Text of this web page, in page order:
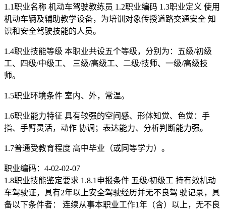
1.1职业名称 机动车驾驶教练员 1.2职业编码 1.3职业定义 使用
机动车辆及辅助教学设备，为培训对象传授道路交通安全 知
识和安全驾驶技能的人员。
1.4职业技能等级 本职业共设五个等级，分别为：五级/初级
工、四级/中级工、 三级/高级工、二级/技师、一级/高级技
师。
1.5职业环境条件 室内、外，常温。
1.6职业能力特征 具有较强的空间感、形体知觉、色觉：手
指、手臂灵活，动作 协调；表达能力、分析判断能力强。
1.7普通受教育程度 高中毕业（或同等学力）。
职业编码：4-02-02-07
1.8职业技能鉴定要求 1.8.1申报条件 五级/初级工 持有效机动
车驾驶证，具有2年以上安全驾驶经历并无不良驾 驶记录，具
备以下条件者： 连续从事本职业工作1年（含）以上，无不良